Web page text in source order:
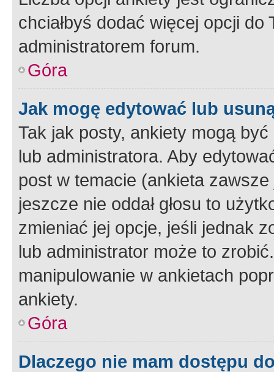
chciałbyś dodać więcej opcji
administratorem forum.
Góra
Jak mogę edytować lub
Tak jak posty, ankiety mogą
lub administratora. Aby
post w temacie (ankieta
jeszcze nie oddał głosu to
zmieniać jej opcje, jeśli jednak
lub administrator może to
manipulowanie w ankietach
ankiety.
Góra
Dlaczego nie mam dostępu